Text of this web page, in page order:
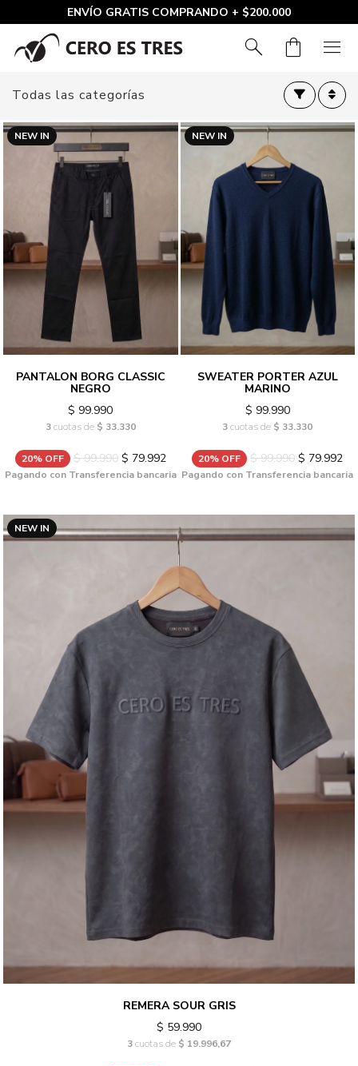
ENVÍO GRATIS COMPRANDO + $200.000
search shopping_bag menu
Todas las categorías
NEW IN
PANTALON BORG CLASSIC
NEGRO
$ 99.990
3cuotas de $ 33.330
20% OFF $ 99.990$ 79.992
Pagando con Transferencia bancaria
NEW IN
SWEATER PORTER AZUL
MARINO
$ 99.990
3cuotas de $ 33.330
20% OFF $ 99.990 $ 79.992
Pagando con Transferencia bancaria
NEW IN
REMERA SOUR GRIS
$ 59.990
3cuotas de $ 19.996,67